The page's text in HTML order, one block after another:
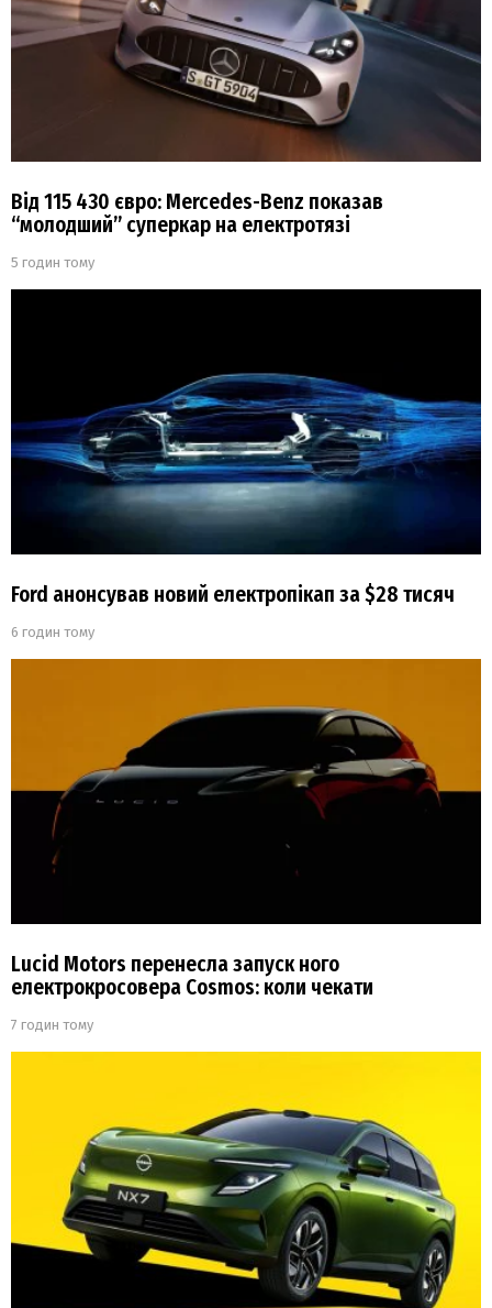
Від 115 430 євро: Mercedes-Benz показав
“молодший” суперкар на електротязі
5 годин тому
Ford анонсував новий електропікап за $28 тисяч
6 годин тому
Lucid Motors перенесла запуск ного
електрокросовера Cosmos: коли чекати
7 годин тому